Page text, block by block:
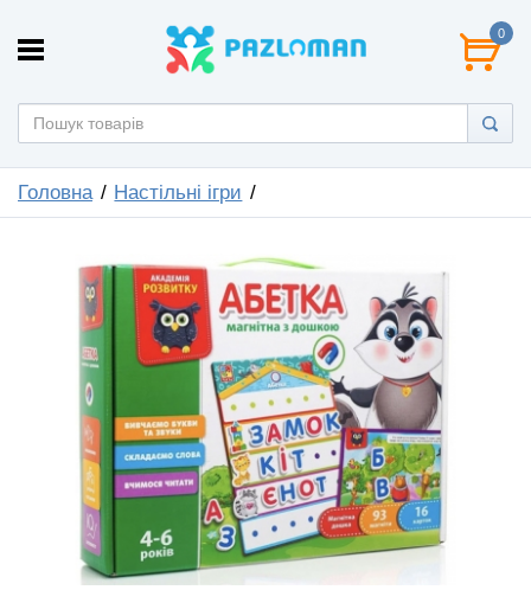
0
Головна Настільні ігри